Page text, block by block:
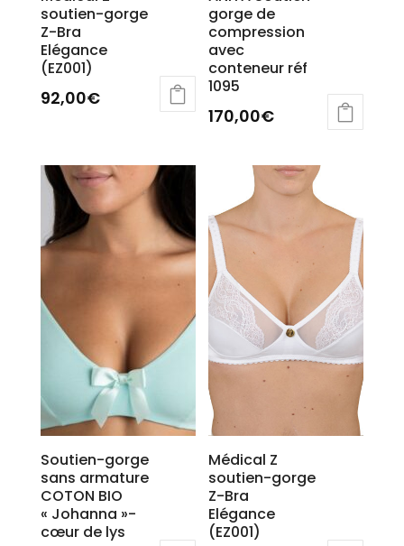
soutien-gorge
Z-Bra
Elégance
(EZ001)
92,00€
gorge de
compression
avec
conteneur réf
1095
170,00€
plusieurs
variations.
Les
options
peuvent
être
choisies
la
du
produit
Soutien-gorge
sans armature
COTON BIO
« Johanna »-
cœur de lys
Médical Z
soutien-gorge
Z-Bra
Elégance
(EZ001)